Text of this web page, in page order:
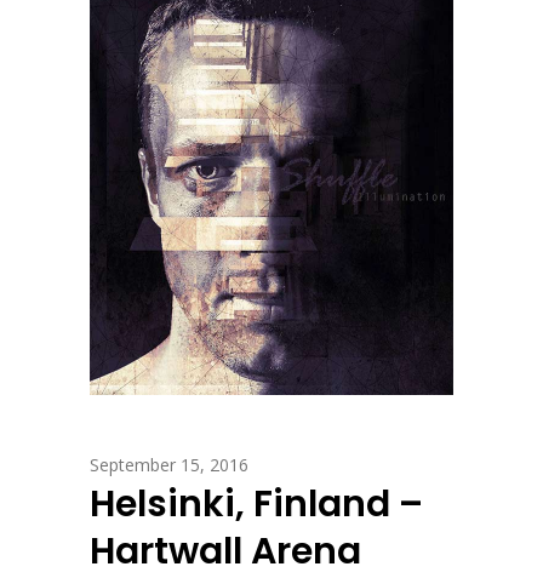
September 15, 2016
Helsinki, Finland –
Hartwall Arena